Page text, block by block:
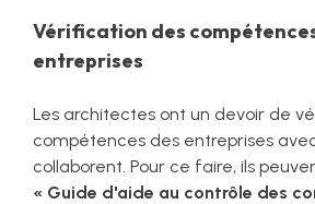
Vérification des
entreprises
Les architectes ont un devoir de
compétences des entreprises
collaborent. Pour ce faire, ils
« Guide d'aide au contrôle des